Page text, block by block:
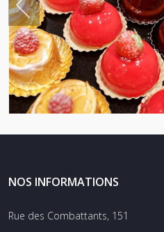
NOS INFORMATIONS
Rue des Combattants, 151